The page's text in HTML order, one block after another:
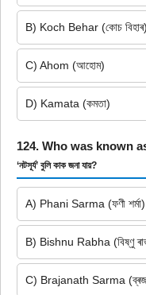
B) Koch Behar (কোচ বিহাৰ)
C) Ahom (আহোম)
D) Kamata (কমতা)
124. Who was known
‘নটসূৰ্য’ বুলি কাক জনা যায়?
A) Phani Sarma (ফণী শৰ্মা)
B) Bishnu Rabha (বিষ্ণু
C) Brajanath Sarma